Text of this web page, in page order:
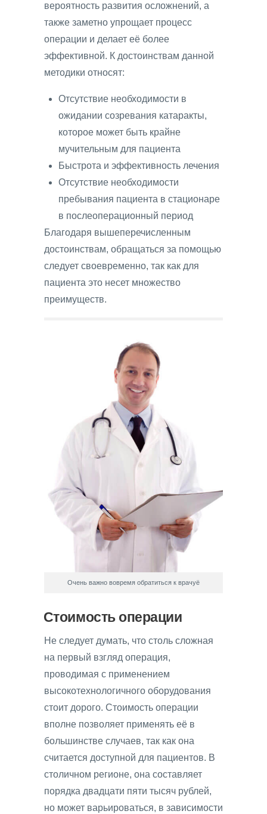
вероятность развития осложнений, а
также заметно упрощает процесс
операции и делает её более
эффективной. К достоинствам данной
методики относят:
Отсутствие необходимости в
ожидании созревания катаракты,
которое может быть крайне
мучительным для пациента
Быстрота и эффективность лечения
Отсутствие необходимости
пребывания пациента в стационаре
в послеоперационный период
Благодаря вышеперечисленным
достоинствам, обращаться за помощью
следует своевременно, так как для
пациента это несет множество
преимуществ.
Очень важно вовремя обратиться к врачуё
Стоимость операции
Не следует думать, что столь сложная
на первый взгляд операция,
проводимая с применением
высокотехнологичного оборудования
стоит дорого. Стоимость операции
вполне позволяет применять её в
большинстве случаев, так как она
считается доступной для пациентов. В
столичном регионе, она составляет
порядка двадцати пяти тысяч рублей,
но может варьироваться, в зависимости